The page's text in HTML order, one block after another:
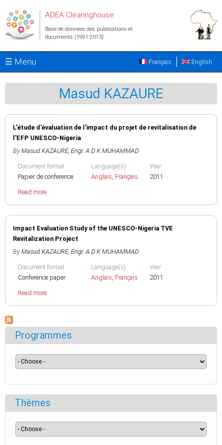
ADEA Clearinghouse
Base de données des publications et
documents (1991-2013)
☰ Menu English
Français
Masud KAZAURE
L'étude d'évaluation de l'impact du projet de revitalisation de
l'EFP UNESCO-Nigeria
By Masud KAZAURE, Engr. A D K MUHAMMAD
Document format
Papier de conference
Language(s)
Anglais, Français
Year
2011
Read more
Impact Evaluation Study of the UNESCO-Nigeria TVE
Revitalization Project
By Masud KAZAURE, Engr. A D K MUHAMMAD
Document format
Conference paper
Language(s)
Anglais, Français
Year
2011
Read more
Programmes
Thèmes